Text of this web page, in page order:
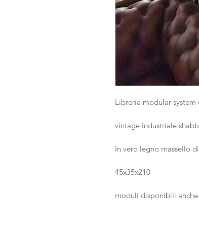
Libreria modular system
vintage industriale
In vero legno massello
45x35x210
moduli disponibili anche